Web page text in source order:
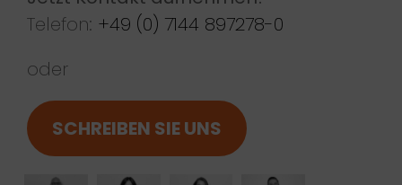
Telefon: +49 (0) 7144 897278-0
oder
SCHREIBEN SIE UNS